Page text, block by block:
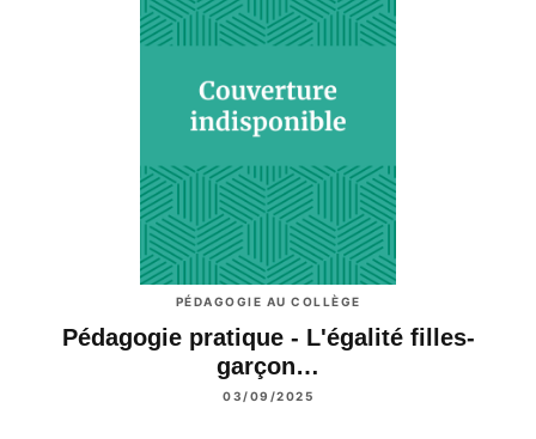
PÉDAGOGIE AU COLLÈGE
Pédagogie pratique - L'égalité filles-
garçon…
03/09/2025